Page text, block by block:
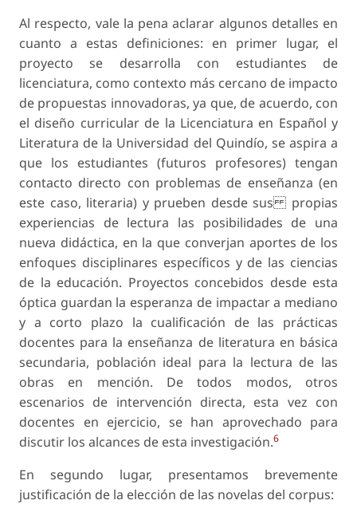
Al respecto, vale la pena aclarar algunos detalles en
cuanto a estas definiciones: en primer lugar, el
proyecto se desarrolla con estudiantes de
licenciatura, como contexto más cercano de impacto
de propuestas innovadoras, ya que, de acuerdo, con
el diseño curricular de la Licenciatura en Español y
Literatura de la Universidad del Quindío, se aspira a
que los estudiantes (futuros profesores) tengan
contacto directo con problemas de enseñanza (en
este caso, literaria) y prueben desde sus propias
experiencias de lectura las posibilidades de una
nueva didáctica, en la que converjan aportes de los
enfoques disciplinares específicos y de las ciencias
de la educación. Proyectos concebidos desde esta
óptica guardan la esperanza de impactar a mediano
y a corto plazo la cualificación de las prácticas
docentes para la enseñanza de literatura en básica
secundaria, población ideal para la lectura de las
obras en mención. De todos modos, otros
escenarios de intervención directa, esta vez con
docentes en ejercicio, se han aprovechado para
discutir los alcances de esta investigación.6
En segundo lugar, presentamos brevemente
justificación de la elección de las novelas del corpus: